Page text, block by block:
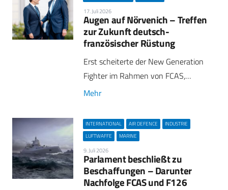
17. Juli 2026
Augen auf Nörvenich – Treffen
zur Zukunft deutsch-
französischer Rüstung
Erst scheiterte der New Generation
Fighter im Rahmen von FCAS,…
Mehr
INTERNATIONAL AIR DEFENCE
INDUSTRIE
LUFTWAFFE
MARINE
9. Juli 2026
Parlament beschließt zu
Beschaffungen – Darunter
Nachfolge FCAS und F126